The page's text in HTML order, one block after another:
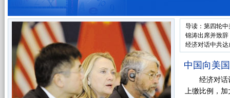
导读：第四轮
锦涛出席并致
经济对话中共
中国向美
经济对话议
上缴比例，